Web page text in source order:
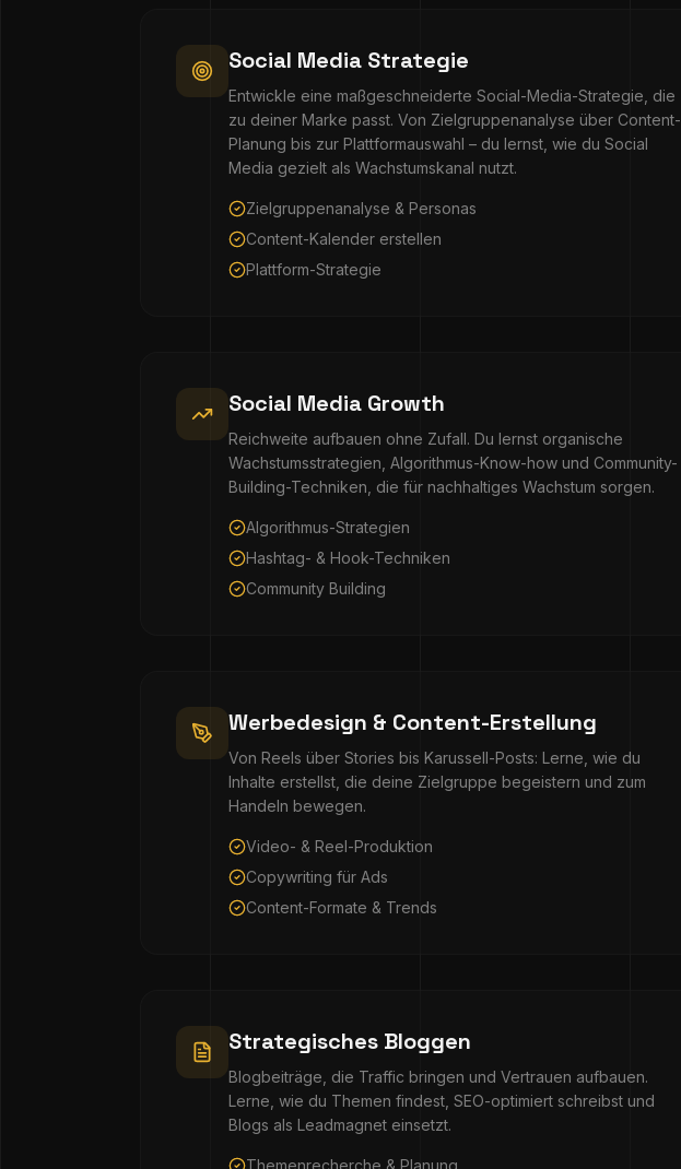
Social Media Strategie
Entwickle eine maßgeschneiderte Social-Media-Strategie, die
zu deiner Marke passt. Von Zielgruppenanalyse über Content-
Planung bis zur Plattformauswahl – du lernst, wie du Social
Media gezielt als Wachstumskanal nutzt.
Zielgruppenanalyse & Personas
Content-Kalender erstellen
Plattform-Strategie
Social Media Growth
Reichweite aufbauen ohne Zufall. Du lernst organische
Wachstumsstrategien, Algorithmus-Know-how und Community-
Building-Techniken, die für nachhaltiges Wachstum sorgen.
Algorithmus-Strategien
Hashtag- & Hook-Techniken
Community Building
Werbedesign & Content-Erstellung
Von Reels über Stories bis Karussell-Posts: Lerne, wie du
Inhalte erstellst, die deine Zielgruppe begeistern und zum
Handeln bewegen.
Video- & Reel-Produktion
Copywriting für Ads
Content-Formate & Trends
Strategisches Bloggen
Blogbeiträge, die Traffic bringen und Vertrauen aufbauen.
Lerne, wie du Themen findest, SEO-optimiert schreibst und
Blogs als Leadmagnet einsetzt.
Themenrecherche & Planung